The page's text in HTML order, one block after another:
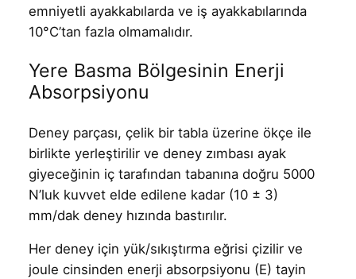
emniyetli ayakkabılarda ve iş ayakkabılarında
10°C’tan fazla olmamalıdır.
Yere Basma Bölgesinin Enerji
Absorpsiyonu
Deney parçası, çelik bir tabla üzerine ökçe ile
birlikte yerleştirilir ve deney zımbası ayak
giyeceğinin iç tarafından tabanına doğru 5000
N’luk kuvvet elde edilene kadar (10 ± 3)
mm/dak deney hızında bastırılır.
Her deney için yük/sıkıştırma eğrisi çizilir ve
joule cinsinden enerji absorpsiyonu (E) tayin